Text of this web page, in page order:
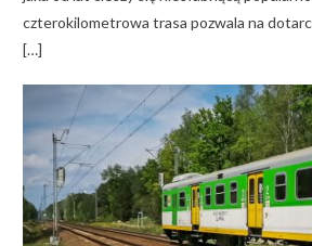
czterokilometrowa trasa pozwala na
[…]